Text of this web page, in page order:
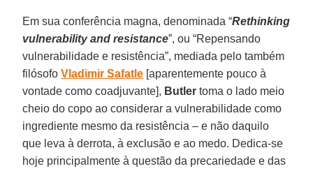
Em sua conferência magna, denominada “Rethinking
vulnerability and resistance”, ou “Repensando
vulnerabilidade e resistência”, mediada pelo também
filósofoVladimir Safatle [aparentemente pouco à
vontade como coadjuvante], Butler toma o lado meio
cheio do copo ao considerar a vulnerabilidade como
ingrediente mesmo da resistência – e não daquilo
que leva à derrota, à exclusão e ao medo. Dedica-se
hoje principalmente à questão da precariedade e das